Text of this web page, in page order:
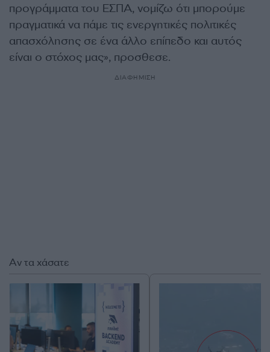
προγράμματα του ΕΣΠΑ, νομίζω ότι μπορούμε
πραγματικά να πάμε τις ενεργητικές πολιτικές
απασχόλησης σε ένα άλλο επίπεδο και αυτός
είναι ο στόχος μας», προσθεσε.
ΔΙΑΦΗΜΙΣΗ
Αν τα χάσατε